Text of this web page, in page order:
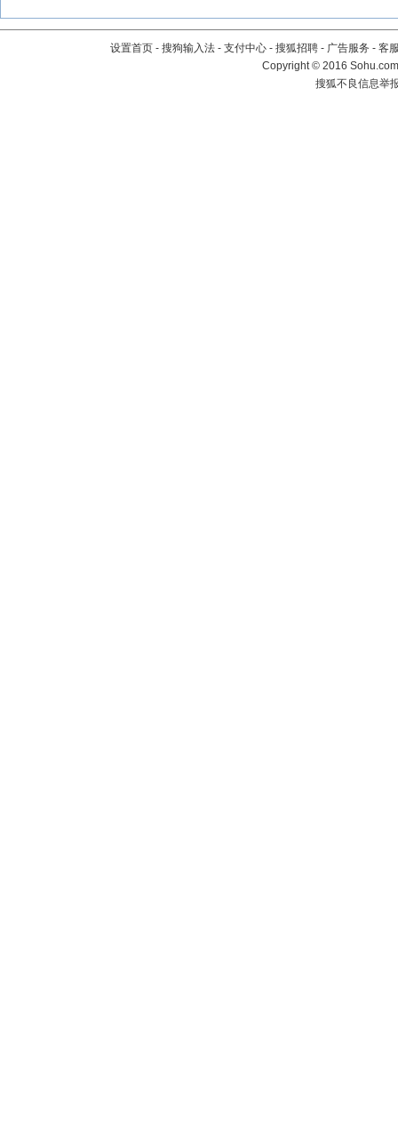
设置首页 - 搜狗输入法 - 支付中心 - 搜狐招聘 - 广告服务 - 客
Copyright©2016
搜狐不良信息举